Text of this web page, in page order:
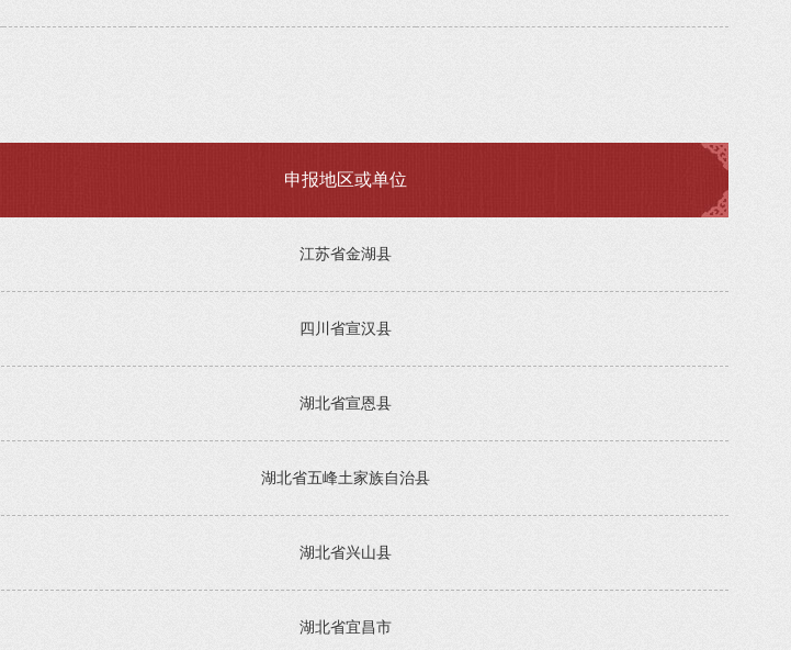
申报地区或单位
江苏省金湖县
四川省宣汉县
湖北省宣恩县
湖北省五峰土家族自治县
湖北省兴山县
湖北省宜昌市